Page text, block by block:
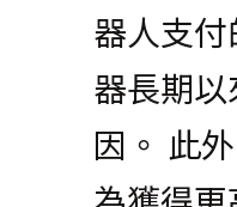
器人支
器長期
因。 此